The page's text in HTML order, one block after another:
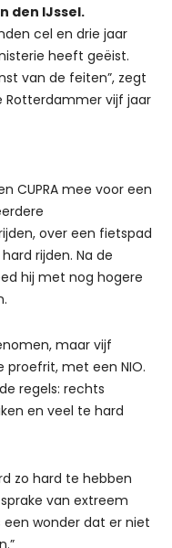
den IJssel.
cel en drie jaar
heeft geëist.
van de feiten”, zegt
Rotterdammer vijf jaar
CUPRA mee voor een
over een fietspad
rijden. Na de
hij met nog hogere
maar vijf
met een NIO.
regels: rechts
en veel te hard
zo hard te hebben
van extreem
een wonder dat er niet